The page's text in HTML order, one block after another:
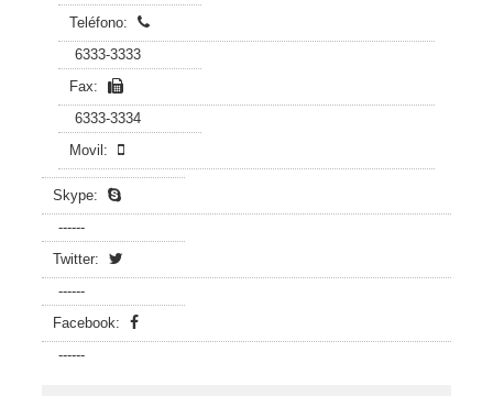
Teléfono:
6333-3333
Fax:
6333-3334
Movil:
Skype:
------
Twitter:
------
Facebook:
------